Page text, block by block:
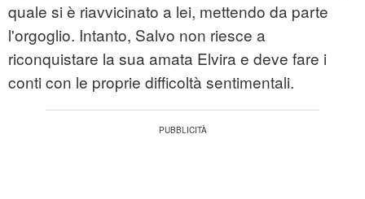
quale si è riavvicinato a lei, mettendo da parte
l'orgoglio. Intanto, Salvo non riesce a
riconquistare la sua amata Elvira e deve fare i
conti con le proprie difficoltà sentimentali.